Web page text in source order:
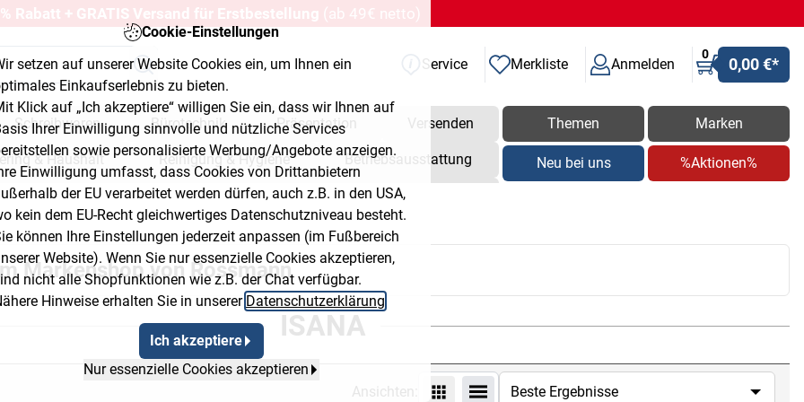
Cookie-Einstellungen
setzen auf unserer Website Cookies ein, um Ihnen ein
Einkaufserlebnis zu bieten.
Klick auf „Ich akzeptiere“ willigen Sie ein, dass wir Ihnen auf
Ihrer Einwilligung sinnvolle und nützliche Services
sowie personalisierte Werbung/Angebote anzeigen.
Einwilligung umfasst, dass Cookies von Drittanbietern
der EU verarbeitet werden dürfen, auch z.B. in den USA,
kein dem EU-Recht gleichwertiges Datenschutzniveau besteht.
können Ihre Einstellungen jederzeit anpassen (im Fußbereich
Website). Wenn Sie nur essenzielle Cookies akzeptieren,
nicht alle Shopfunktionen wie z.B. der Chat verfügbar.
Hinweise erhalten Sie in unserer Datenschutzerklärung
Ich akzeptiere
Nur essenzielle Cookies akzeptieren
Rabatt + GRATIS Versand für Erstbestellung (ab 49€ netto)
Service Merkliste Anmelden
0
0,00 €*
Schreibwaren Bürotechnik Präsentation Versenden
& Haushalt Reinigung & Hygiene Betriebsausstattung
& Baumarkt
Themen Marken
Neu bei uns %Aktionen%
Markenshop von Rossmann
ISANA
Ansichten: